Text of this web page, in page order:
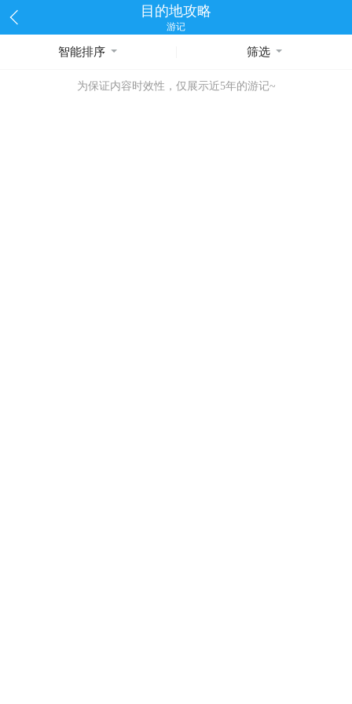
目的地攻略
游记
智能排序 筛选
为保证内容时效性，仅展示近5年的游记~